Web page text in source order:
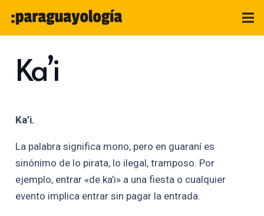
Ka’i
Ka’i.
La palabra significa mono, pero en guaraní es
sinónimo de lo pirata, lo ilegal, tramposo. Por
ejemplo, entrar «de ka’i» a una fiesta o cualquier
evento implica entrar sin pagar la entrada.